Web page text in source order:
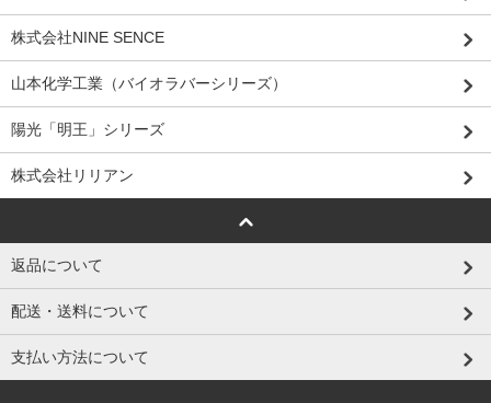
株式会社NINE SENCE
山本化学工業（バイオラバーシリーズ）
陽光「明王」シリーズ
株式会社リリアン
返品について
配送・送料について
支払い方法について